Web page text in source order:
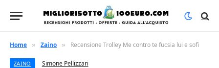
Home » Zaino » Recensione Trolley Me contro te fucsia lui e sofì
ZAINO Simone Pellizzari